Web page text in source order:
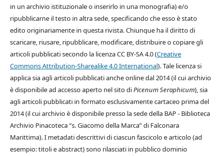
in un archivio istituzionale o inserirlo in una monografia) e/o
ripubblicarne il testo in altra sede, specificando che esso è stato
edito originariamente in questa rivista. Chiunque ha il diritto di
scaricare, riusare, ripubblicare, modificare, distribuire o copiare gli
articoli pubblicati secondo la licenza CC BY-SA 4.0 (Creative
Commons Attribution-Sharealike 4.0 International). Tale licenza si
applica sia agli articoli pubblicati anche online dal 2014 (il cui archivio
è disponibile ad accesso aperto nel sito diPicenum Seraphicum), sia
agli articoli pubblicati in formato esclusivamente cartaceo prima del
2014 (il cui archivio è disponibile presso la sede della BAP - Biblioteca
Archivio Pinacoteca “s. Giacomo della Marca” di Falconara
Marittima). I metadati descrittivi di ciascun fascicolo e articolo (ad
esempio: titoli e abstract) sono rilasciati in pubblico dominio